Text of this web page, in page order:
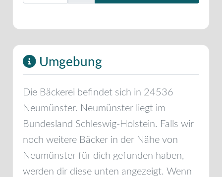
Umgebung
Die Bäckerei befindet sich in 24536
Neumünster. Neumünster liegt im
Bundesland Schleswig-Holstein. Falls wir
noch weitere Bäcker in der Nähe von
Neumünster für dich gefunden haben,
werden dir diese unten angezeigt. Wenn